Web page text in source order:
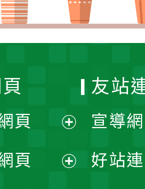
頁
開
頁
友站
宣導
好站